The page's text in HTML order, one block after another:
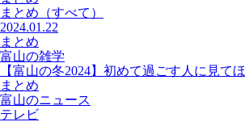
まとめ （すべて）
2024.01.22
まとめ
富山の雑学
【富山の冬2024】初めて過ごす人に見て
まとめ
富山のニュース
テレビ